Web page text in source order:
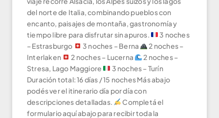
del norte de Italia, combinando pueblos con
encanto, paisajes de montaña, gastronomía y
tiempo libre para disfrutar sin apuros.
3 noches
– Estrasburgo
3 noches – Berna
2 noches –
Interlaken
2 noches – Lucerna
2 noches –
Stresa, Lago Maggiore
3 noches – Turín
Duración total: 16 días / 15 noches Más abajo
podés ver el itinerario día por día con
descripciones detalladas.
Completá el
formulario aquí abajo para recibir toda la